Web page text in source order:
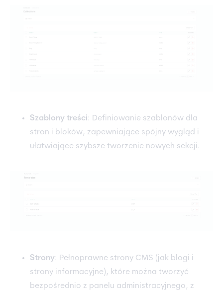
Szablony treści: Definiowanie szablonów dla
stron i bloków, zapewniające spójny wygląd i
ułatwiające szybsze tworzenie nowych sekcji.
Strony: Pełnoprawne strony CMS (jak blogi i
strony informacyjne), które można tworzyć
bezpośrednio z panelu administracyjnego, z